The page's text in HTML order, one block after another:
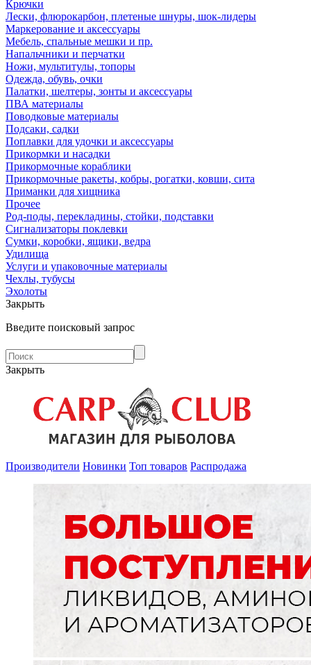
Крючки
Лески, флюрокарбон, плетеные шнуры, шок-лидеры
Маркерование и аксессуары
Мебель, спальные мешки и пр.
Напальчники и перчатки
Ножи, мультитулы, топоры
Одежда, обувь, очки
Палатки, шелтеры, зонты и аксессуары
ПВА материалы
Поводковые материалы
Подсаки, садки
Поплавки для удочки и аксессуары
Прикормки и насадки
Прикормочные кораблики
Прикормочные ракеты, кобры, рогатки, ковши, сита
Приманки для хищника
Прочее
Род-поды, перекладины, стойки, подставки
Сигнализаторы поклевки
Сумки, коробки, ящики, ведра
Удилища
Услуги и упаковочные материалы
Чехлы, тубусы
Эхолоты
Закрыть
Введите поисковый запрос
Закрыть
Производители Новинки Топ товаров Распродажа